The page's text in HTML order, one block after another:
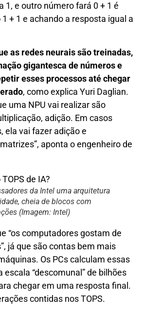
1, e outro número fará 0 + 1 é
+ 1 e achando a resposta igual a
as redes neurais são treinadas,
gigantesca de números e
esses processos até chegar
, como explica Yuri Daglian.
uma NPU vai realizar são
adição. Em casos
ela vai fazer adição e
aponta o engenheiro de
da Intel uma arquitetura
cheia de blocos com
(Imagem: Intel)
“os computadores gostam de
já que são contas bem mais
Os PCs calculam essas
“descomunal” de bilhões
chegar em uma resposta final.
contidas nos TOPS.